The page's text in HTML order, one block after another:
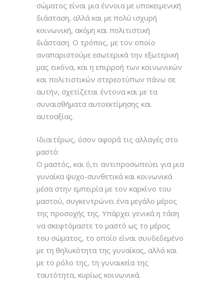
σώματος είναι μια έννοια με υποκειμενική
διάσταση, αλλά και με πολύ ισχυρή
κοινωνική, ακόμη και πολιτιστική
διάσταση. Ο τρόπος, με τον οποίο
αναπαριστούμε εσωτερικά την εξωτερική
μας εικόνα, και η επιρροή των κοινωνικών
και πολιτιστικών στερεοτύπων πάνω σε
αυτήν, σχετίζεται έντονα και με τα
συναισθήματα αυτοεκτίμησης και
αυτοαξίας.
Ιδιαιτέρως, όσον αφορά τις αλλαγές στο
μαστό:
Ο μαστός, και ό,τι αντιπροσωπεύει για μια
γυναίκα ψυχο-συνθετικά και κοινωνικά
μέσα στην εμπειρία με τον καρκίνο του
μαστού, συγκεντρώνει ένα μεγάλο μέρος
της προσοχής της. Υπάρχει γενικά η τάση
να σκεφτόμαστε το μαστό ως το μέρος
του σώματος, το οποίο είναι συνδεδεμένο
με τη θηλυκότητα της γυναίκας, αλλά και
με το ρόλο της, τη γυναικεία της
ταυτότητα, κυρίως κοινωνικά.